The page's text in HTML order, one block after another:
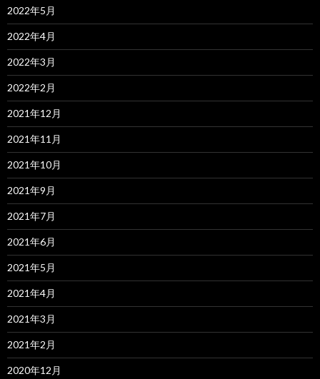
2022年5月
2022年4月
2022年3月
2022年2月
2021年12月
2021年11月
2021年10月
2021年9月
2021年7月
2021年6月
2021年5月
2021年4月
2021年3月
2021年2月
2020年12月